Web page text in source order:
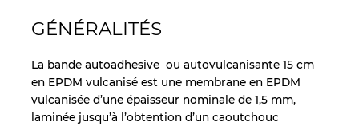
GÉNÉRALITÉS
La bande autoadhesive ou autovulcanisante 15 cm
en EPDM vulcanisé est une membrane en EPDM
vulcanisée d’une épaisseur nominale de 1,5 mm,
laminée jusqu’à l’obtention d’un caoutchouc